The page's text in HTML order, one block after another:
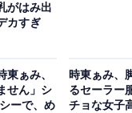
がはみ出
カすぎ
東ぁみ、
せん」シ
ーで、め
時東ぁみ、
るセーラー
チョな女子